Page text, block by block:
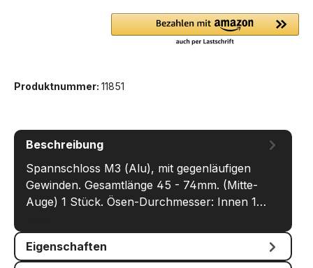
Produktnummer: 11851
Beschreibung
Spannschloss M3 (Alu), mit gegenläufigen
Gewinden. Gesamtlänge 45 - 74mm. (Mitte-
Auge) 1 Stück. Ösen-Durchmesser: Innen 1…
Eigenschaften